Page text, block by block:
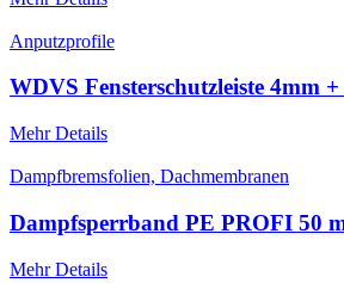
Anputzprofile
WDVS Fensterschutzleiste 4mm
Mehr Details
Dampfbremsfolien, Dachmembranen
Dampfsperrband PE PROFI 50
Mehr Details